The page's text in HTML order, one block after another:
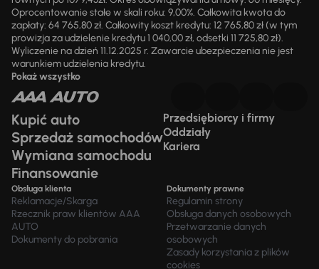
Oprocentowanie stałe w skali roku: 9,00%. Całkowita kwota do
zapłaty: 64 765,80 zł. Całkowity koszt kredytu: 12 765,80 zł (w tym
prowizja za udzielenie kredytu 1 040,00 zł, odsetki 11 725,80 zł).
Wyliczenie na dzień 11.12.2025 r. Zawarcie ubezpieczenia nie jest
warunkiem udzielenia kredytu.
Pokaż wszystko
Kupić auto
Sprzedaż samochodów
Wymiana samochodu
Finansowanie
Przedsiębiorcy i firmy
Oddziały
Kariera
Obsługa klienta
Reklamacje/Skarga
Rzecznik praw klientów AAA
AUTO
Dokumenty do pobrania
Dokumenty prawne
Regulamin strony
Obsługa danych osobowych
Przetwarzanie danych
osobowych
Zasady korzystania z plików
cookies